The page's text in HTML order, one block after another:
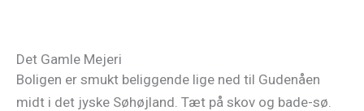
Det Gamle Mejeri
Boligen er smukt beliggende lige ned til Gudenåen
midt i det jyske Søhøjland. Tæt på skov og bade-sø.